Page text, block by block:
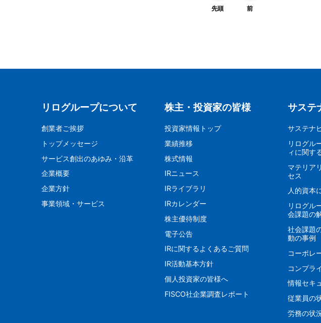
先頭 前
リログループについて
創業者ご挨拶
トップメッセージ
サービス創出のあゆみ・沿革
企業概要
企業方針
事業領域・サービス
株主・投資家の皆様
投資家情報トップ
業績推移
株式情報
IRニュース
IRライブラリ
IRカレンダー
株主優待制度
電子公告
IRに関するよくあるご質問
IR活動基本方針
個人投資家の皆様へ
FISCO社企業調査レポート
サステ
サステナ
リログル
ィに関す
マテリア
セス
人的資本
リログル
会課題の
社会課題
動の事例
コーポレ
コンプラ
情報セキ
従業員の
労務の状